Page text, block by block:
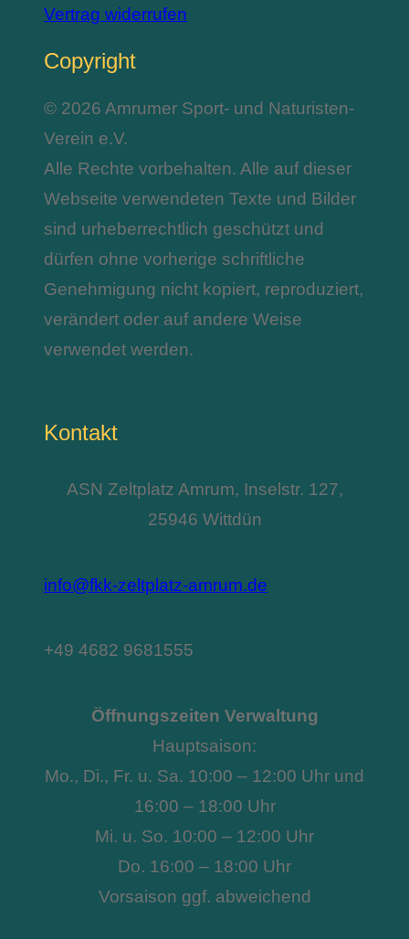
Vertrag widerrufen
Copyright
© 2026 Amrumer Sport- und Naturisten-
Verein e.V.
Alle Rechte vorbehalten. Alle auf dieser
Webseite verwendeten Texte und Bilder
sind urheberrechtlich geschützt und
dürfen ohne vorherige schriftliche
Genehmigung nicht kopiert, reproduziert,
verändert oder auf andere Weise
verwendet werden.
Kontakt
ASN Zeltplatz Amrum, Inselstr. 127,
25946 Wittdün
info@fkk-zeltplatz-amrum.de
+49 4682 9681555
Öffnungszeiten Verwaltung
Hauptsaison:
Mo., Di., Fr. u. Sa. 10:00 – 12:00 Uhr und
16:00 – 18:00 Uhr
Mi. u. So. 10:00 – 12:00 Uhr
Do. 16:00 – 18:00 Uhr
Vorsaison ggf. abweichend